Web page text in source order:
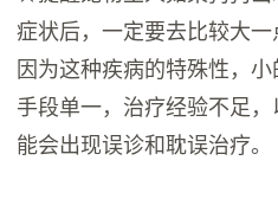
症状后，一定要去比较大一
因为这种疾病的特殊性，
手段单一，治疗经验不足
能会出现误诊和耽误治疗。